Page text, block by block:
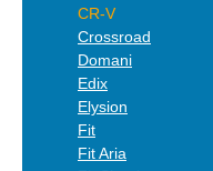
CR-V
Crossroad
Domani
Edix
Elysion
Fit
Fit Aria